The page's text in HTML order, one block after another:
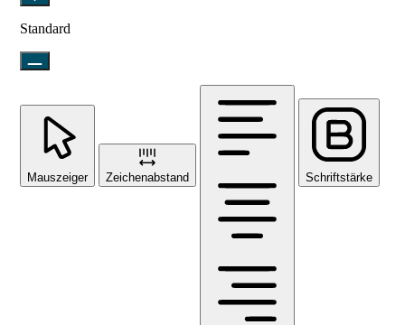
Standard
Mauszeiger Zeichenabstand Schriftstärke